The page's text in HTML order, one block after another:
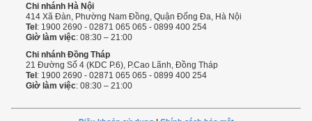
Chi nhánh Hà Nội
414 Xã Đàn, Phường Nam Đồng, Quận Đống Đa, Hà Nội
Tel: 1900 2690 - 02871 065 065 - 0899 400 254
Giờ làm việc: 08:30 – 21:00
Chi nhánh Đồng Tháp
21 Đường Số 4 (KDC P.6), P.Cao Lãnh, Đồng Tháp
Tel: 1900 2690 - 02871 065 065 - 0899 400 254
Giờ làm việc: 08:30 – 21:00